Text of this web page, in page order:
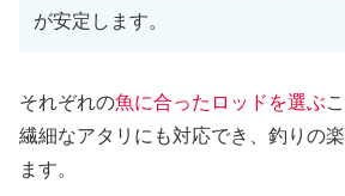
が安定します。
それぞれの魚に合ったロッドを選ぶ
繊細なアタリにも対応でき、釣りの
ます。